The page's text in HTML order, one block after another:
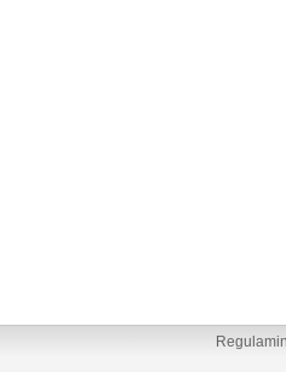
Regulamin